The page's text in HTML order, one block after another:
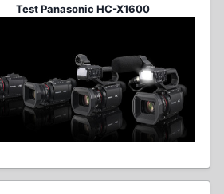
Test Panasonic HC-X1600